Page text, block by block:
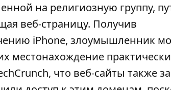
на религиозную группу,
веб-страницу. Получив
iPhone, злоумышленник
местонахождение
что веб-сайты также